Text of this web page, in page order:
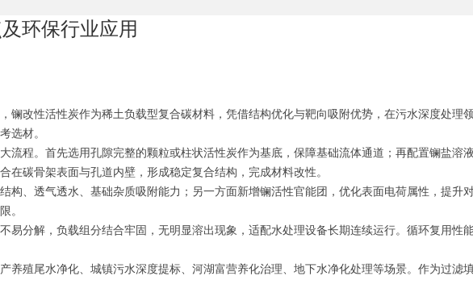
环保行业应用
镧改性活性炭作为稀土负载型复合碳材料，凭借结构优化与靶向吸附优势，在污水深度处理
选材。
流程。首先选用孔隙完整的颗粒或柱状活性炭作为基底，保障基础流体通道；再配置镧盐溶
碳骨架表面与孔道内壁，形成稳定复合结构，完成材料改性。
构、透气透水、基础杂质吸附能力；另一方面新增镧活性官能团，优化表面电荷属性，提升
。
易分解，负载组分结合牢固，无明显溶出现象，适配水处理设备长期连续运行。循环复用性
养殖尾水净化、城镇污水深度提标、河湖富营养化治理、地下水净化处理等场景。作为过滤